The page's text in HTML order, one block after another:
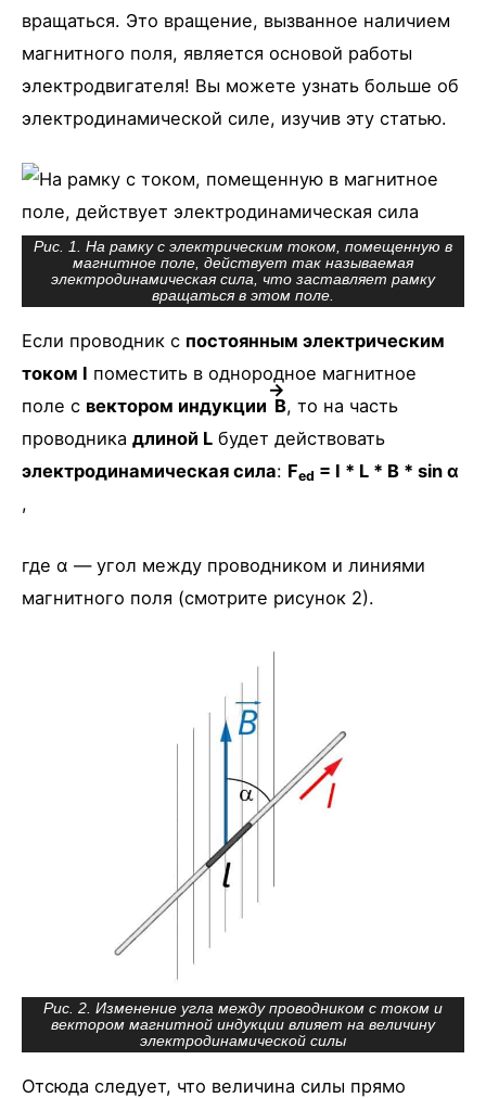
вращаться. Это вращение, вызванное наличием
магнитного поля, является основой работы
электродвигателя! Вы можете узнать больше об
электродинамической силе, изучив эту статью.
Рис. 1. На рамку с электрическим током, помещенную в
магнитное поле, действует так называемая
электродинамическая сила, что заставляет рамку
вращаться в этом поле.
Если проводник с постоянным электрическим
током I поместить в однородное магнитное
поле с вектором индукции B, то на часть
проводника длиной L будет действовать
электродинамическая сила: Fed = I * L * B * sin α
,
где α — угол между проводником и линиями
магнитного поля (смотрите рисунок 2).
Рис. 2. Изменение угла между проводником с током и
вектором магнитной индукции влияет на величину
электродинамической силы
Отсюда следует, что величина силы прямо